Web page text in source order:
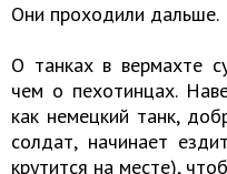
Они проходили дальше.
О танках в вермахте
чем о пехотинцах.
как немецкий танк,
солдат, начинает
крутится на месте),